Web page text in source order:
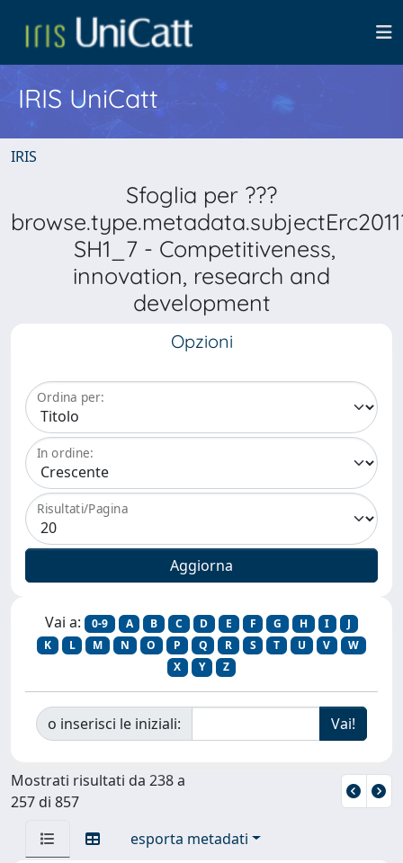
IRIS UniCatt
IRIS
Sfoglia per ???
SH1_7 - Competitiveness,
innovation, research and
development
Opzioni
Ordina per:
In ordine:
Risultati/Pagina
Vai a: 0-9 A B C D E F G H I
J
K
L M N O P Q R S T U V
W
X
Y Z
o inserisci le iniziali:
Mostrati risultati da 238 a
257 di 857
esporta metadati